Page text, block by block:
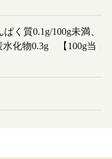
く質0.1g/100g未満、
水化物0.3g 【100g当